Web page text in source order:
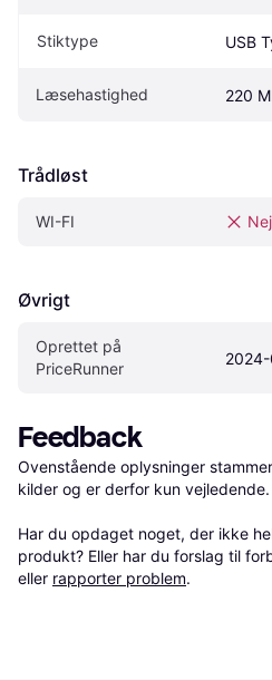
Stiktype USB
Læsehastighed 220
Trådløst
WI-FI Nej
Øvrigt
Oprettet på
PriceRunner
Feedback
Ovenstående oplysninger
kilder og er derfor kun vejledende.
Har du opdaget noget, der ikke
produkt? Eller har du forslag til
eller rapporter problem.